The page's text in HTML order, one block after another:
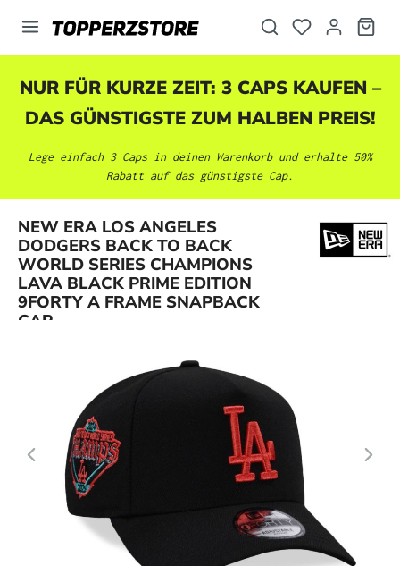
springen
NUR FÜR KURZE ZEIT: 3 CAPS KAUFEN –
DAS GÜNSTIGSTE ZUM HALBEN PREIS!
Lege einfach 3 Caps in deinen Warenkorb und erhalte 50%
Rabatt auf das günstigste Cap.
NEW ERA LOS ANGELES
DODGERS BACK TO BACK
WORLD SERIES CHAMPIONS
LAVA BLACK PRIME EDITION
9FORTY A FRAME SNAPBACK
CAP
Bildergalerie überspringen